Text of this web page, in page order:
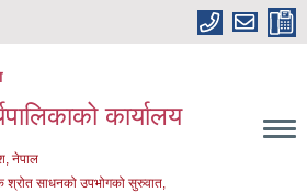
कार्यालय
नेपाल
श्रोत साधनको उपभोगको सुरुवात,